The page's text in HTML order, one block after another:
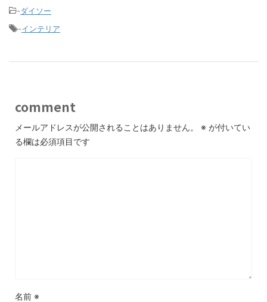
-ダイソー
-インテリア
comment
メールアドレスが公開されることはありません。 ※ が付いてい
る欄は必須項目です
名前 ※